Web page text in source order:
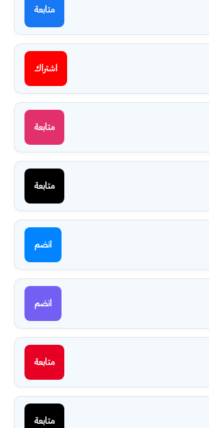
متابعة
اشتراك
متابعة
متابعة
انضم
انضم
متابعة
متابعة